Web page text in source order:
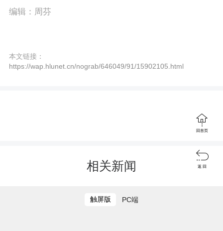
编辑：周芬
本文链接：
https://wap.hlunet.cn/nograb/646049/91/15902105.html
相关新闻
触屏版 PC端

回首页

返 回